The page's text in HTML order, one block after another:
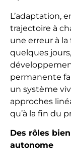
L’adaptation,
trajectoire à
une erreur à la
quelques
permanente
un système
approches
qu’à la fin du
Des rôles
autonome